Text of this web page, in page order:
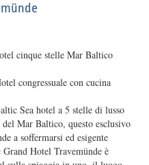
cinque stelle Mar Baltico
congressuale con cucina
Sea hotel a 5 stelle di lusso
Mar Baltico, questo esclusivo
a soffermarsi ed esigente
Hotel Travemünde è